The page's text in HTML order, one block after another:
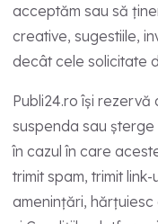
acceptăm sau să
creative, sugestiile,
decât cele solicitate
Publi24.ro își
suspenda sau
în cazul în care
trimit spam, trimit
amenințări, hărțuiesc